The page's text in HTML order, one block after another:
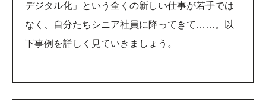
デジタル化」という全くの新しい仕事が若手では
なく、自分たちシニア社員に降ってきて……。以
下事例を詳しく見ていきましょう。